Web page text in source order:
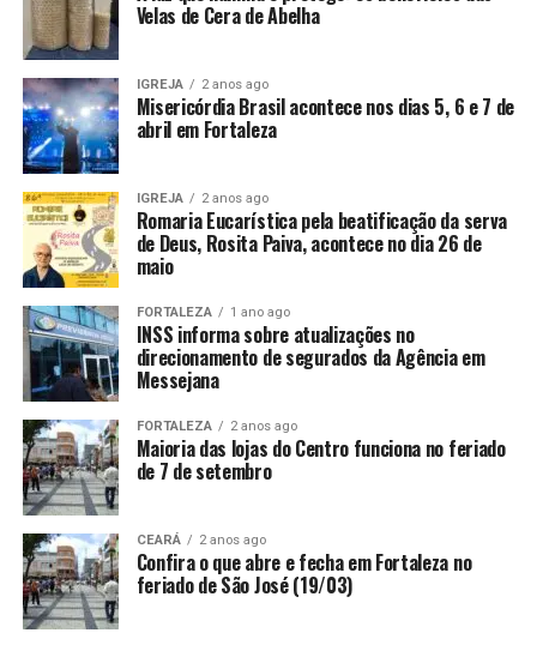
Velas de Cera de Abelha
IGREJA 2 anos ago
Misericórdia Brasil acontece nos dias 5, 6 e 7 de
abril em Fortaleza
IGREJA 2 anos ago
Romaria Eucarística pela beatificação da serva
de Deus, Rosita Paiva, acontece no dia 26 de
maio
FORTALEZA 1 ano ago
INSS informa sobre atualizações no
direcionamento de segurados da Agência em
Messejana
FORTALEZA 2 anos ago
Maioria das lojas do Centro funciona no feriado
de 7 de setembro
CEARÁ 2 anos ago
Confira o que abre e fecha em Fortaleza no
feriado de São José (19/03)